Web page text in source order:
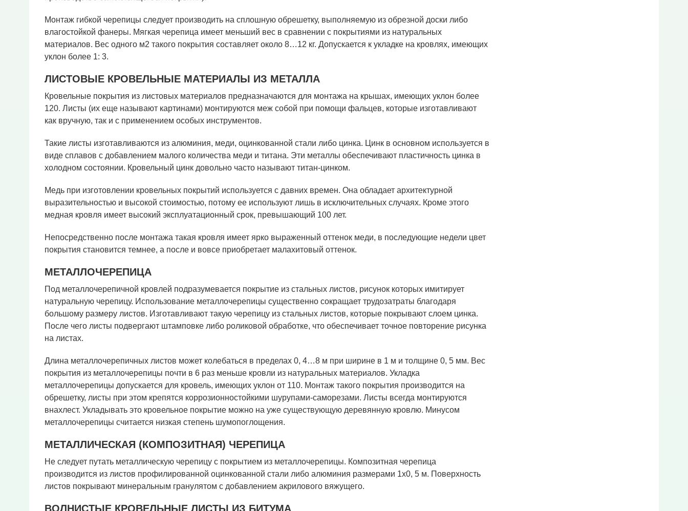
Монтаж гибкой черепицы следует производить на сплошную обрешетку, выполняемую из обрезной доски либо
влагостойкой фанеры. Мягкая черепица имеет меньший вес в сравнении с покрытиями из натуральных
материалов. Вес одного м2 такого покрытия составляет около 8…12 кг. Допускается к укладке на кровлях, имеющих
уклон более 1: 3.
ЛИСТОВЫЕ КРОВЕЛЬНЫЕ МАТЕРИАЛЫ ИЗ МЕТАЛЛА
Кровельные покрытия из листовых материалов предназначаются для монтажа на крышах, имеющих уклон более
120. Листы (их еще называют картинами) монтируются меж собой при помощи фальцев, которые изготавливают
как вручную, так и с применением особых инструментов.
Такие листы изготавливаются из алюминия, меди, оцинкованной стали либо цинка. Цинк в основном используется в
виде сплавов с добавлением малого количества меди и титана. Эти металлы обеспечивают пластичность цинка в
холодном состоянии. Кровельный цинк довольно часто называют титан-цинком.
Медь при изготовлении кровельных покрытий используется с давних времен. Она обладает архитектурной
выразительностью и высокой стоимостью, потому ее используют лишь в исключительных случаях. Кроме этого
медная кровля имеет высокий эксплуатационный срок, превышающий 100 лет.
Непосредственно после монтажа такая кровля имеет ярко выраженный оттенок меди, в последующие недели цвет
покрытия становится темнее, а после и вовсе приобретает малахитовый оттенок.
МЕТАЛЛОЧЕРЕПИЦА
Под металлочерепичной кровлей подразумевается покрытие из стальных листов, рисунок которых имитирует
натуральную черепицу. Использование металлочерепицы существенно сокращает трудозатраты благодаря
большому размеру листов. Изготавливают такую черепицу из стальных листов, которые покрывают слоем цинка.
После чего листы подвергают штамповке либо роликовой обработке, что обеспечивает точное повторение рисунка
на листах.
Длина металлочерепичных листов может колебаться в пределах 0, 4…8 м при ширине в 1 м и толщине 0, 5 мм. Вес
покрытия из металлочерепицы почти в 6 раз меньше кровли из натуральных материалов. Укладка
металлочерепицы допускается для кровель, имеющих уклон от 110. Монтаж такого покрытия производится на
обрешетку, листы при этом крепятся коррозионностойкими шурупами-саморезами. Листы всегда монтируются
внахлест. Укладывать это кровельное покрытие можно на уже существующую деревянную кровлю. Минусом
металлочерепицы считается низкая степень шумопоглощения.
МЕТАЛЛИЧЕСКАЯ (КОМПОЗИТНАЯ) ЧЕРЕПИЦА
Не следует путать металлическую черепицу с покрытием из металлочерепицы. Композитная черепица
производится из листов профилированной оцинкованной стали либо алюминия размерами 1х0, 5 м. Поверхность
листов покрывают минеральным гранулятом с добавлением акрилового вяжущего.
ВОЛНИСТЫЕ КРОВЕЛЬНЫЕ ЛИСТЫ ИЗ БИТУМА